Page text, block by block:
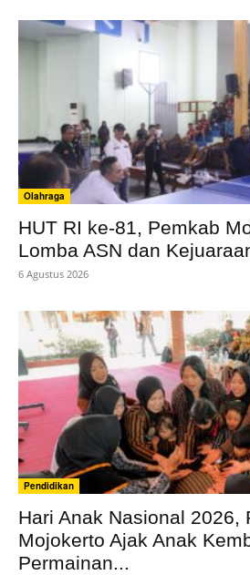
Olahraga
HUT RI ke-81, Pemkab
Lomba ASN dan
6 Agustus 2026
Pendidikan
Hari Anak Nasional 2026,
Mojokerto Ajak Anak
Permainan...